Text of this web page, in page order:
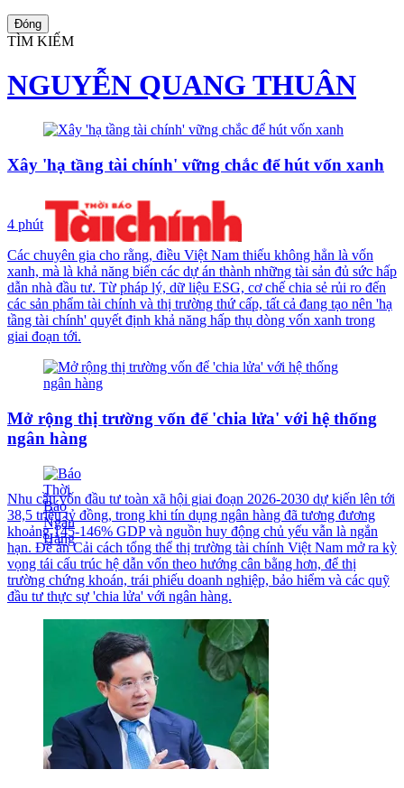
Đóng
TÌM KIẾM
NGUYỄN QUANG THUÂN
Xây 'hạ tầng tài chính' vững chắc để hút vốn xanh
4 phút
Các chuyên gia cho rằng, điều Việt Nam thiếu không hẳn là vốn
xanh, mà là khả năng biến các dự án thành những tài sản đủ sức hấp
dẫn nhà đầu tư. Từ pháp lý, dữ liệu ESG, cơ chế chia sẻ rủi ro đến
các sản phẩm tài chính và thị trường thứ cấp, tất cả đang tạo nên 'hạ
tầng tài chính' quyết định khả năng hấp thụ dòng vốn xanh trong
giai đoạn tới.
Mở rộng thị trường vốn để 'chia lửa' với hệ thống
ngân hàng
Nhu cầu vốn đầu tư toàn xã hội giai đoạn 2026-2030 dự kiến lên tới
38,5 triệu tỷ đồng, trong khi tín dụng ngân hàng đã tương đương
khoảng 145-146% GDP và nguồn huy động chủ yếu vẫn là ngắn
hạn. Đề án Cải cách tổng thể thị trường tài chính Việt Nam mở ra kỳ
vọng tái cấu trúc hệ dẫn vốn theo hướng cân bằng hơn, để thị
trường chứng khoán, trái phiếu doanh nghiệp, bảo hiểm và các quỹ
đầu tư thực sự 'chia lửa' với ngân hàng.